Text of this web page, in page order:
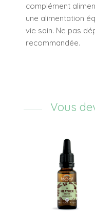
complément
une alimentation
vie sain. Ne pas
recommandée.
Vous